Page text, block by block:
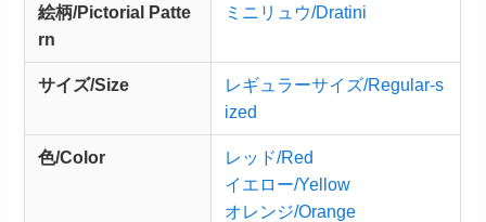
絵柄/Pictorial Patte
rn
ミニリュウ/Dratini
サイズ/Size
レギュラーサイズ/Regular-s
ized
色/Color
レッド/Red
イエロー/Yellow
オレンジ/Orange